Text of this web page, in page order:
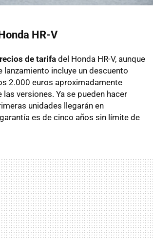
HR-V
de tarifa del Honda HR-V, aunque
lanzamiento incluye un descuento
2.000 euros aproximadamente
versiones. Ya se pueden hacer
unidades llegarán en
es de cinco años sin límite de